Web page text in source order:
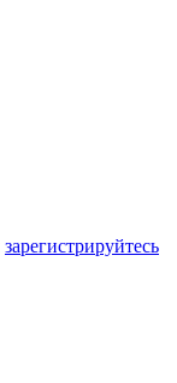
зарегистрируйтесь